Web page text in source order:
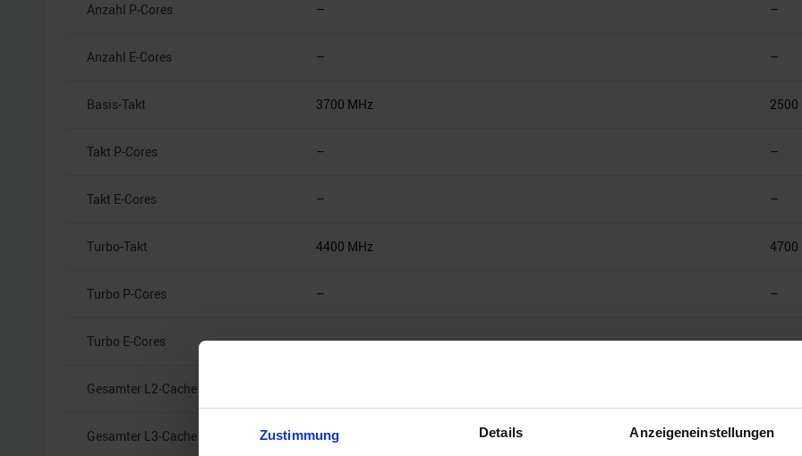
Zustimmung Details Anzeigeneinstellungen
Anzahl P-Cores – –
Anzahl E-Cores – –
Basis-Takt 3700 MHz 2500
Takt P-Cores – –
Takt E-Cores – –
Turbo-Takt 4400 MHz 4700
Turbo P-Cores – –
Turbo E-Cores – –
Gesamter L2-Cache
Gesamter L3-Cache 6 20